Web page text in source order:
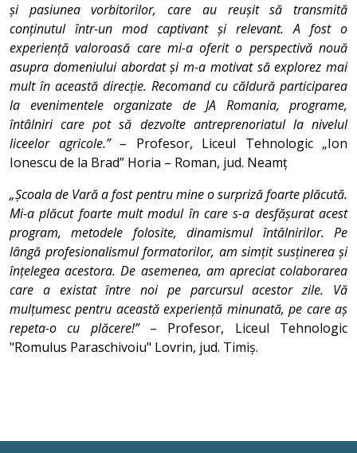
și pasiunea vorbitorilor, care au reușit să transmită
conținutul într-un mod captivant și relevant. A fost o
experiență valoroasă care mi-a oferit o perspectivă nouă
asupra domeniului abordat și m-a motivat să explorez mai
mult în această direcție. Recomand cu căldură participarea
la evenimentele organizate de JA Romania, programe,
întâlniri care pot să dezvolte antreprenoriatul la nivelul
liceelor agricole.”– Profesor, Liceul Tehnologic „Ion
Ionescu de la Brad” Horia – Roman, jud. Neamț
„Școala de Vară a fost pentru mine o surpriză foarte plăcută.
Mi-a plăcut foarte mult modul în care s-a desfășurat acest
program, metodele folosite, dinamismul întâlnirilor. Pe
lângă profesionalismul formatorilor, am simțit susținerea și
înțelegea acestora. De asemenea, am apreciat colaborarea
care a existat între noi pe parcursul acestor zile. Vă
mulțumesc pentru această experiență minunată, pe care aș
repeta-o cu plăcere!”– Profesor, Liceul Tehnologic
"Romulus Paraschivoiu" Lovrin, jud. Timiș.